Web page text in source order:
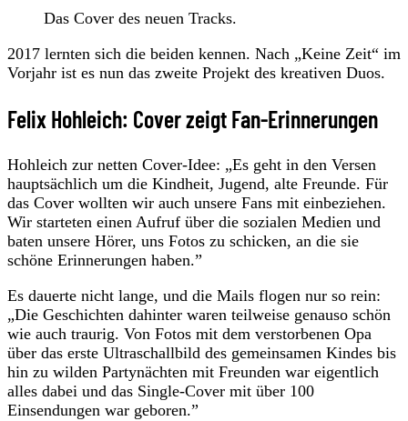
Das Cover des neuen Tracks.
2017 lernten sich die beiden kennen. Nach „Keine Zeit“ im
Vorjahr ist es nun das zweite Projekt des kreativen Duos.
Felix Hohleich: Cover zeigt Fan-Erinnerungen
Hohleich zur netten Cover-Idee: „Es geht in den Versen
hauptsächlich um die Kindheit, Jugend, alte Freunde. Für
das Cover wollten wir auch unsere Fans mit einbeziehen.
Wir starteten einen Aufruf über die sozialen Medien und
baten unsere Hörer, uns Fotos zu schicken, an die sie
schöne Erinnerungen haben.”
Es dauerte nicht lange, und die Mails flogen nur so rein:
„Die Geschichten dahinter waren teilweise genauso schön
wie auch traurig. Von Fotos mit dem verstorbenen Opa
über das erste Ultraschallbild des gemeinsamen Kindes bis
hin zu wilden Partynächten mit Freunden war eigentlich
alles dabei und das Single-Cover mit über 100
Einsendungen war geboren.”